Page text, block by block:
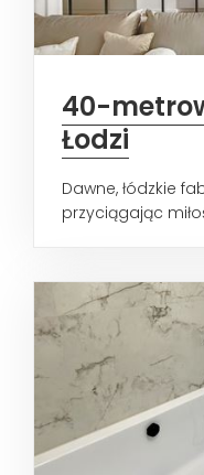
40-
Łodzi
Dawne, łódzkie
przyciągając